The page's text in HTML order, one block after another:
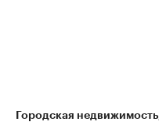
Городская недвижимость